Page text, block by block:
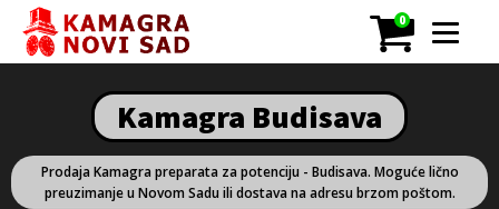
0
Kamagra Budisava
Prodaja Kamagra preparata za potenciju - Budisava. Moguće lično
preuzimanje u Novom Sadu ili dostava na adresu brzom poštom.